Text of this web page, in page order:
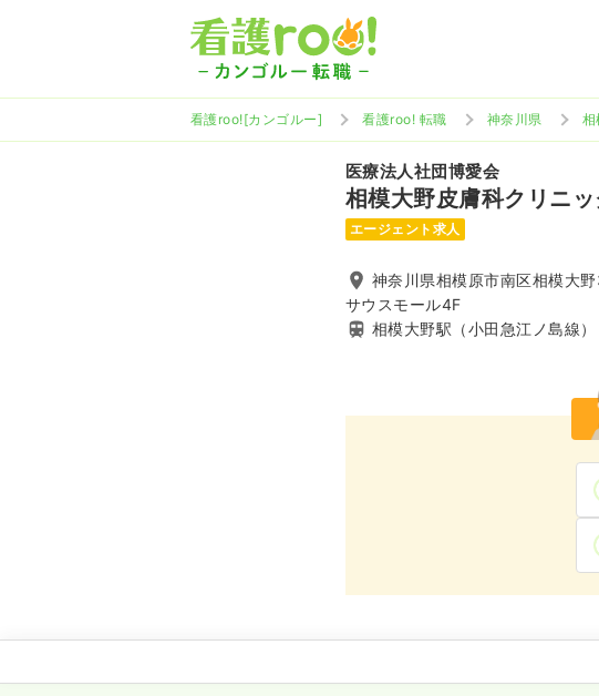
看護roo![カンゴルー] 看護roo! 転職 神奈川県 相
医療法人社団博愛会
相模大野皮膚科クリニッ
エージェント求人
神奈川県相模原市南区相模大
サウスモール4F
相模大野駅（小田急江ノ島線）